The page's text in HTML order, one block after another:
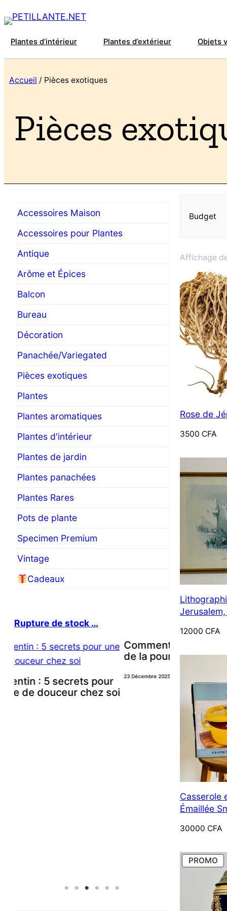
Plantes d’intérieur Plantes d’extérieur Objets
Accueil / Pièces exotiques
Pièces
Accessoires Maison
Accessoires pour Plantes
Antique
Arôme et Épices
Balcon
Bureau
Décoration
Panachée/Variegated
Pièces exotiques
Plantes
Plantes aromatiques
Plantes d'intérieur
Plantes de jardin
Plantes panachées
Plantes Rares
Pots de plante
Specimen Premium
Vintage
Cadeaux
Rupture de stock …
Comment protéger vos plantes
de la pourriture des racines ?
23 Décembre 2025
sans
23 Novembre 2025
Budget
Affichage
Rose de
3500 CFA
Ltd. –
12000 CFA
Casserole
Émaillée
30000 CFA
PROMO
EN